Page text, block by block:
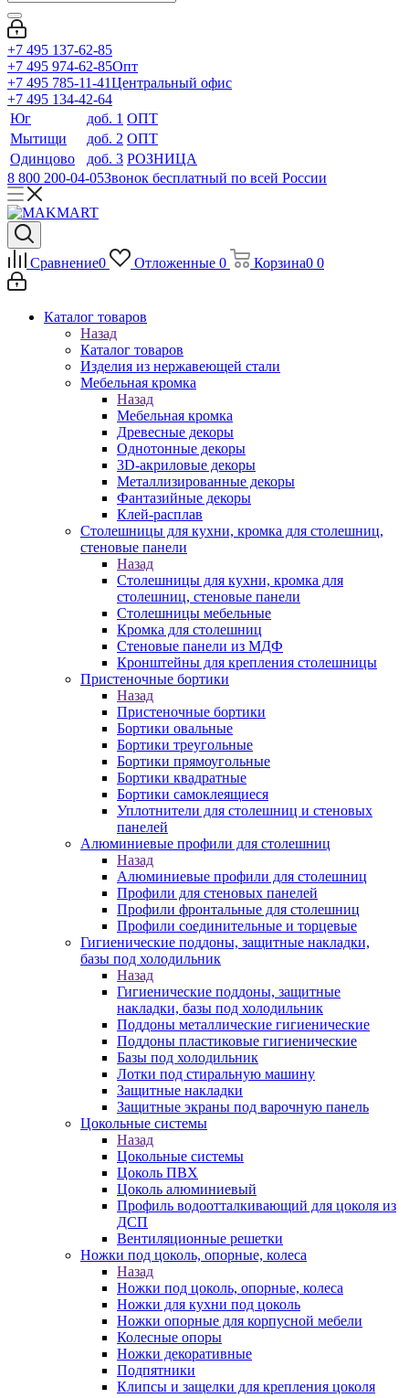
+7 495 137-62-85
+7 495 974-62-85Опт
+7 495 785-11-41Центральный офис
+7 495 134-42-64
Юг
доб. 1 ОПТ
Мытищи
доб. 2 ОПТ
Одинцово
доб. 3 РОЗНИЦА
8 800 200-04-05Звонок бесплатный по всей России
Сравнение0 Отложенные 0 Корзина0 0
Каталог товаров
Назад
Каталог товаров
Изделия из нержавеющей стали
Мебельная кромка
Назад
Мебельная кромка
Древесные декоры
Однотонные декоры
3D-акриловые декоры
Металлизированные декоры
Фантазийные декоры
Клей-расплав
Столешницы для кухни, кромка для столешниц,
стеновые панели
Назад
Столешницы для кухни, кромка для
столешниц, стеновые панели
Столешницы мебельные
Кромка для столешниц
Стеновые панели из МДФ
Кронштейны для крепления столешницы
Пристеночные бортики
Назад
Пристеночные бортики
Бортики овальные
Бортики треугольные
Бортики прямоугольные
Бортики квадратные
Бортики самоклеящиеся
Уплотнители для столешниц и стеновых
панелей
Алюминиевые профили для столешниц
Назад
Алюминиевые профили для столешниц
Профили для стеновых панелей
Профили фронтальные для столешниц
Профили соединительные и торцевые
Гигиенические поддоны, защитные накладки,
базы под холодильник
Назад
Гигиенические поддоны, защитные
накладки, базы под холодильник
Поддоны металлические гигиенические
Поддоны пластиковые гигиенические
Базы под холодильник
Лотки под стиральную машину
Защитные накладки
Защитные экраны под варочную панель
Цокольные системы
Назад
Цокольные системы
Цоколь ПВХ
Цоколь алюминиевый
Профиль водоотталкивающий для цоколя из
ДСП
Вентиляционные решетки
Ножки под цоколь, опорные, колеса
Назад
Ножки под цоколь, опорные, колеса
Ножки для кухни под цоколь
Ножки опорные для корпусной мебели
Колесные опоры
Ножки декоративные
Подпятники
Клипсы и защелки для крепления цоколя